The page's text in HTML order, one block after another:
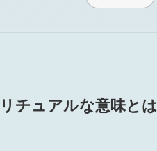
チュアルな意味とは